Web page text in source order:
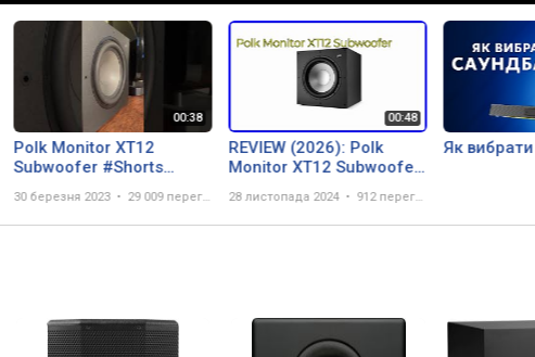
Polk Monitor XT12
Subwoofer #Shorts
#subwooferbasstest
30 березня 2023 29 009 переглядів
REVIEW (2026): Polk
Monitor XT12 Subwoofer.
28 листопада 2024 912 переглядів
Як